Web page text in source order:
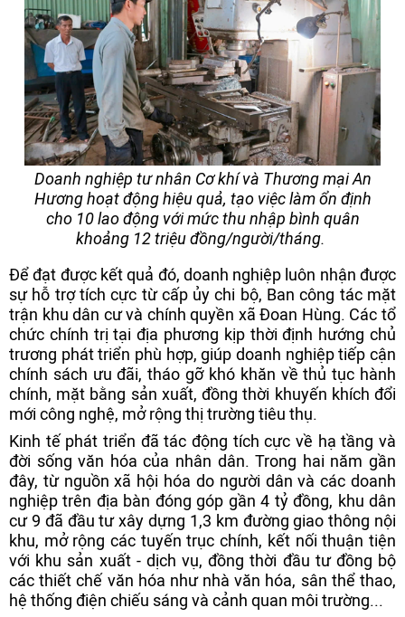
Doanh nghiệp tư nhân Cơ khí và Thương mại An
Hương hoạt động hiệu quả, tạo việc làm ổn định
cho 10 lao động với mức thu nhập bình quân
khoảng 12 triệu đồng/người/tháng.
Để đạt được kết quả đó, doanh nghiệp luôn nhận được
sự hỗ trợ tích cực từ cấp ủy chi bộ, Ban công tác mặt
trận khu dân cư và chính quyền xã Đoan Hùng. Các tổ
chức chính trị tại địa phương kịp thời định hướng chủ
trương phát triển phù hợp, giúp doanh nghiệp tiếp cận
chính sách ưu đãi, tháo gỡ khó khăn về thủ tục hành
chính, mặt bằng sản xuất, đồng thời khuyến khích đổi
mới công nghệ, mở rộng thị trường tiêu thụ.
Kinh tế phát triển đã tác động tích cực về hạ tầng và
đời sống văn hóa của nhân dân. Trong hai năm gần
đây, từ nguồn xã hội hóa do người dân và các doanh
nghiệp trên địa bàn đóng góp gần 4 tỷ đồng, khu dân
cư 9 đã đầu tư xây dựng 1,3 km đường giao thông nội
khu, mở rộng các tuyến trục chính, kết nối thuận tiện
với khu sản xuất - dịch vụ, đồng thời đầu tư đồng bộ
các thiết chế văn hóa như nhà văn hóa, sân thể thao,
hệ thống điện chiếu sáng và cảnh quan môi trường...